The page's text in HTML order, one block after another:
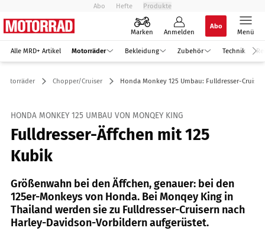
Abo Hefte Produkte
Marken Anmelden
Abo
Menü
Alle MRD+ Artikel Motorräder Bekleidung Zubehör Technik
Motorräder Chopper/Cruiser Honda Monkey 125 Umbau: Fulldresser-Cruiser
HONDA MONKEY 125 UMBAU VON MONQEY KING
Fulldresser-Äffchen mit 125
Kubik
Größenwahn bei den Äffchen, genauer: bei den
125er-Monkeys von Honda. Bei Monqey King in
Thailand werden sie zu Fulldresser-Cruisern nach
Harley-Davidson-Vorbildern aufgerüstet.